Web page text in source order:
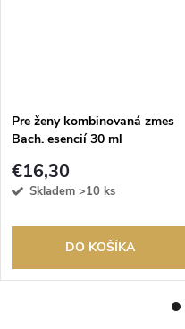
Pre ženy kombinovaná zmes
Bach. esencií 30 ml
€16,30
Skladem >10 ks
DO KOŠÍKA